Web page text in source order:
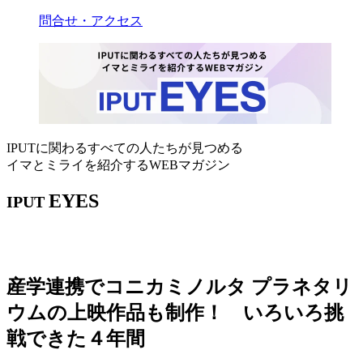
問合せ・アクセス
IPUTに関わるすべての人たちが見つめる
イマとミライを紹介するWEBマガジン
IPUT EYES
産学連携でコニカミノルタ プラネタリ
ウムの上映作品も制作！ いろいろ挑
戦できた４年間